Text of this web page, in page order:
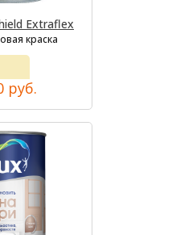
Extraflex
краска
руб.